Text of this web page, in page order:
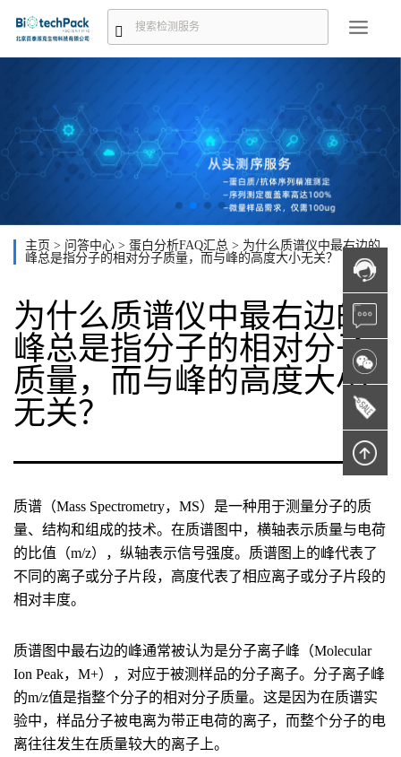
主页 > 问答中心 > 蛋白分析FAQ汇总 > 为什么质谱仪中最右边的
峰总是指分子的相对分子质量，而与峰的高度大小无关？
为什么质谱仪中最右边的
峰总是指分子的相对分子
质量，而与峰的高度大小
无关？
质谱（Mass Spectrometry，MS）是一种用于测量分子的质
量、结构和组成的技术。在质谱图中，横轴表示质量与电荷
的比值（m/z），纵轴表示信号强度。质谱图上的峰代表了
不同的离子或分子片段，高度代表了相应离子或分子片段的
相对丰度。
质谱图中最右边的峰通常被认为是分子离子峰（Molecular
Ion Peak，M+），对应于被测样品的分子离子。分子离子峰
的m/z值是指整个分子的相对分子质量。这是因为在质谱实
验中，样品分子被电离为带正电荷的离子，而整个分子的电
离往往发生在质量较大的离子上。